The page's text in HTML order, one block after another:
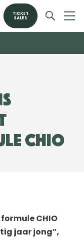
TICKET
SALES
CHIO
CHIO
jaar jong”,